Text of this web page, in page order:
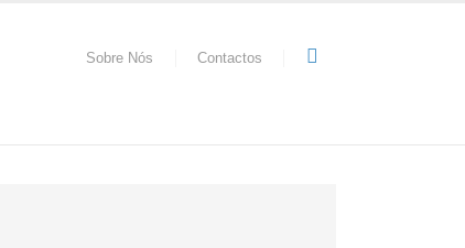
Sobre Nós Contactos